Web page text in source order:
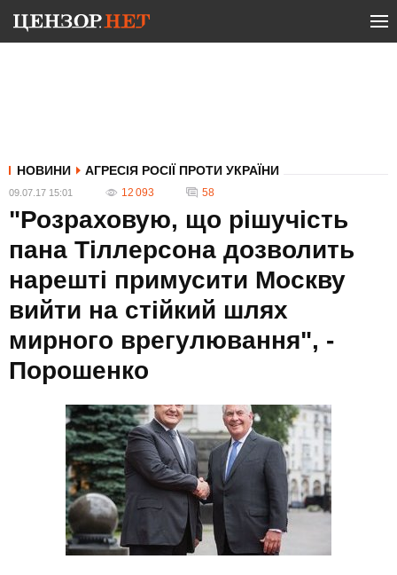
НОВИНИ АГРЕСІЯ РОСІЇ ПРОТИ УКРАЇНИ
09.07.17 15:01 12 093 58
"Розраховую, що рішучість
пана Тіллерсона дозволить
нарешті примусити Москву
вийти на стійкий шлях
мирного врегулювання", -
Порошенко